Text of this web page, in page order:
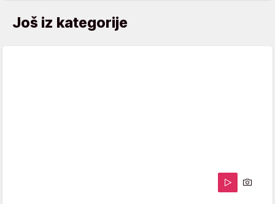
Još iz kategorije